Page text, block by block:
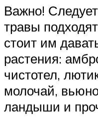
Важно!
травы
стоит им
растения:
чистотел,
молочай,
ландыши и